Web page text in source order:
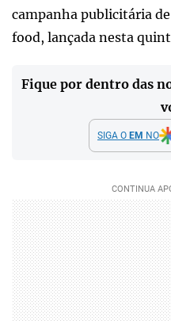
campanha publicitária
food, lançada nesta
Fique por dentro das
SIGA O EM NO